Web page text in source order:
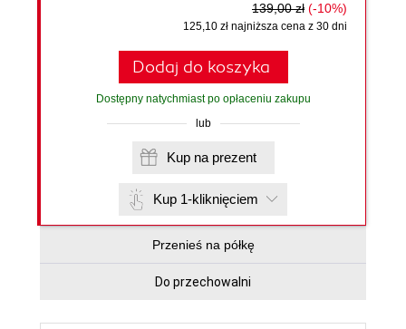
139,00 zł (-10%)
125,10 zł najniższa cena z 30 dni
Dodaj do koszyka
Dostępny natychmiast po opłaceniu zakupu
lub
Kup na prezent
Kup 1-kliknięciem
Przenieś na półkę
Do przechowalni